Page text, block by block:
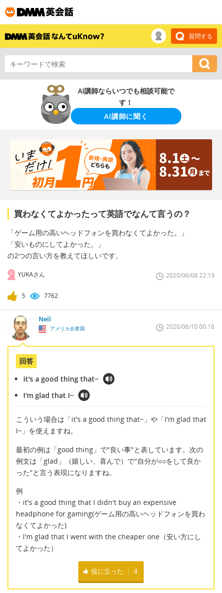
質問する
AI講師ならいつでも相談可能で
す！
AI講師に聞く
買わなくてよかったって英語でなんて言うの？
「ゲーム用の高いヘッドフォンを買わなくてよかった。」
「安いものにしてよかった。」
の2つの言い方を教えてほしいです。
YUKAさん 2020/06/08 22:19
5 7762
Neil
アメリカ合衆国 2020/06/10 00:16
回答
it's a good thing that~
I'm glad that I~
こういう場合は「it's a good thing that~」や「I'm glad that
I~」を使えますね。
最初の例は「good thing」で"良い事"と表しています。次の
例文は「glad」（嬉しい、喜んで）で"自分が○○をして良か
った"と言う表現になりますね。
例
・it's a good thing that I didn't buy an expensive
headphone for gaming(ゲーム用の高いヘッドフォンを買わ
なくてよかった)
・I'm glad that I went with the cheaper one（安い方にし
てよかった）
役に立った 4